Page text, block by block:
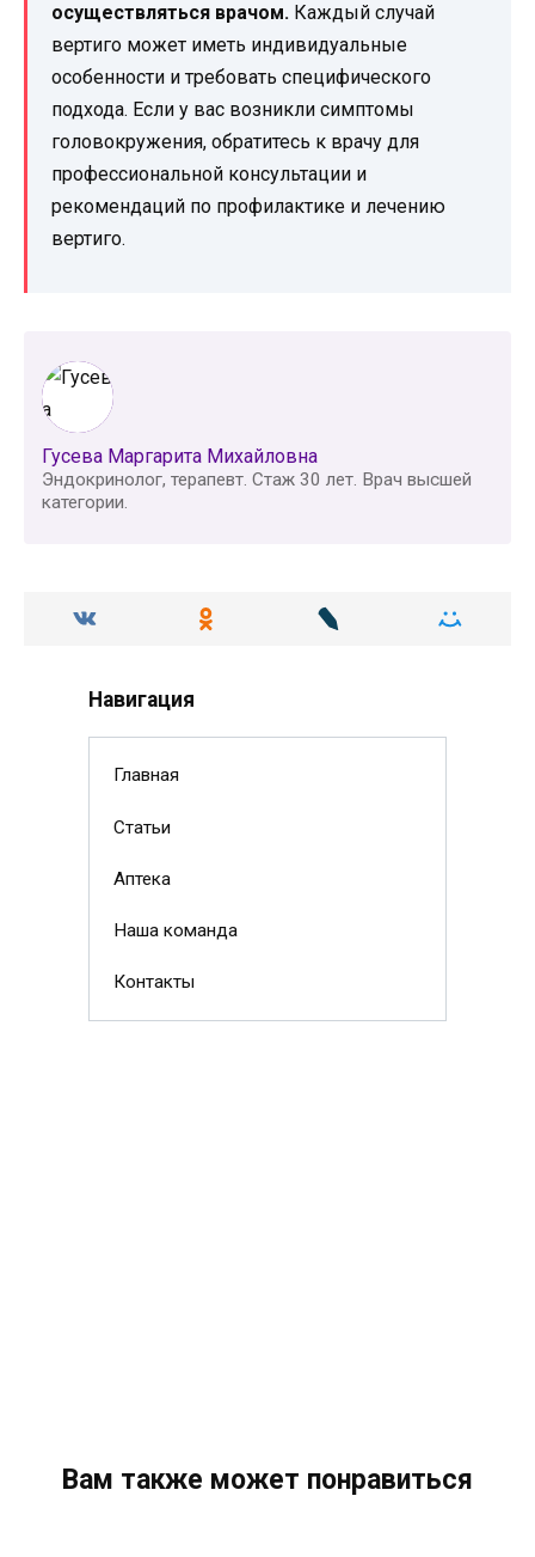
осуществляться врачом. Каждый случай
вертиго может иметь индивидуальные
особенности и требовать специфического
подхода. Если у вас возникли симптомы
головокружения, обратитесь к врачу для
профессиональной консультации и
рекомендаций по профилактике и лечению
вертиго.
Гусева Маргарита Михайловна
Эндокринолог, терапевт. Стаж 30 лет. Врач высшей
категории.
Навигация
Главная
Статьи
Аптека
Наша команда
Контакты
Вам также может понравиться